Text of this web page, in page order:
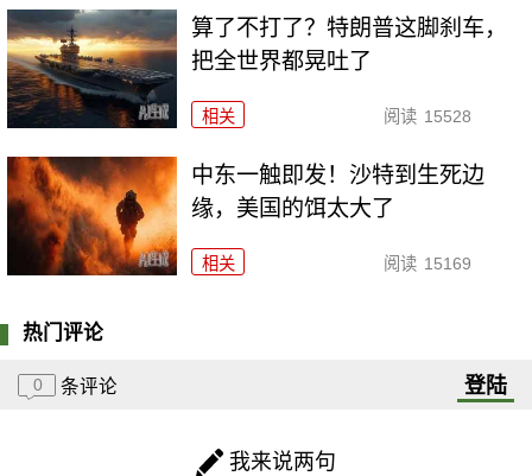
算了不打了？特朗普这脚刹车，
把全世界都晃吐了
相关 阅读 15528
中东一触即发！沙特到生死边
缘，美国的饵太大了
相关 阅读 15169
热门评论
0 条评论 登陆
我来说两句